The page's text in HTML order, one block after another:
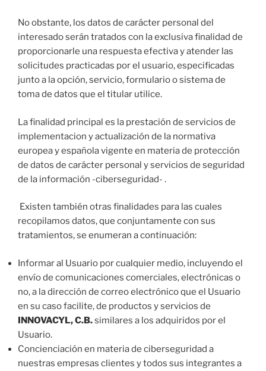
No obstante, los datos de carácter personal del
interesado serán tratados con la exclusiva finalidad de
proporcionarle una respuesta efectiva y atender las
solicitudes practicadas por el usuario, especificadas
junto a la opción, servicio, formulario o sistema de
toma de datos que el titular utilice.
La finalidad principal es la prestación de servicios de
implementacion y actualización de la normativa
europea y española vigente en materia de protección
de datos de carácter personal y servicios de seguridad
de la información -ciberseguridad- .
Existen también otras finalidades para las cuales
recopilamos datos, que conjuntamente con sus
tratamientos, se enumeran a continuación:
Informar al Usuario por cualquier medio, incluyendo el
envío de comunicaciones comerciales, electrónicas o
no, a la dirección de correo electrónico que el Usuario
en su caso facilite, de productos y servicios de
INNOVACYL, C.B.similares a los adquiridos por el
Usuario.
Concienciación en materia de ciberseguridad a
nuestras empresas clientes y todos sus integrantes a